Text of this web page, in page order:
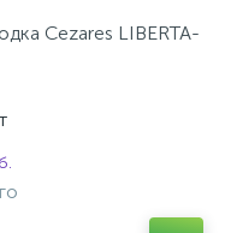
Cezares LIBERTA-